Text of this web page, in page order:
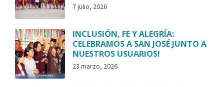
7 julio, 2026
INCLUSIÓN, FE Y ALEGRÍA:
CELEBRAMOS A SAN JOSÉ JUNTO A
NUESTROS USUARIOS!
23 marzo, 2026